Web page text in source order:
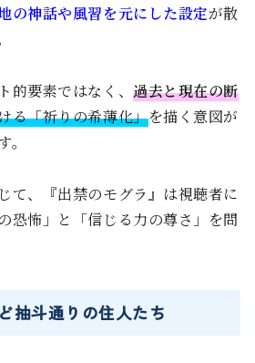
の神話や風習を元にした設定が散
的要素ではなく、過去と現在の断
る「祈りの希薄化」を描く意図が
て、『出禁のモグラ』は視聴者に
恐怖」と「信じる力の尊さ」を問
抽斗通りの住人たち